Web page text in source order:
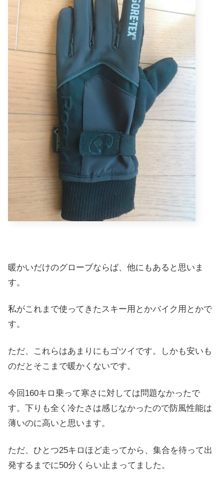
暖かいだけのグローブならば、他にもあると思いま
す。
私がこれまで使ってきたスキー用とかバイク用とかで
す。
ただ、これらはあまりにもゴツイです。しかも安いも
のだとそこまで暖かくないです。
今回160キロ乗って寒さに対しては問題なかったで
す。下りも全く冷たさは感じなかったので防風性能は
薄いのに高いと思います。
ただ、ひとつ25キロほど走ってから、集合を待って出
発するまでに50分くらい止まってました。